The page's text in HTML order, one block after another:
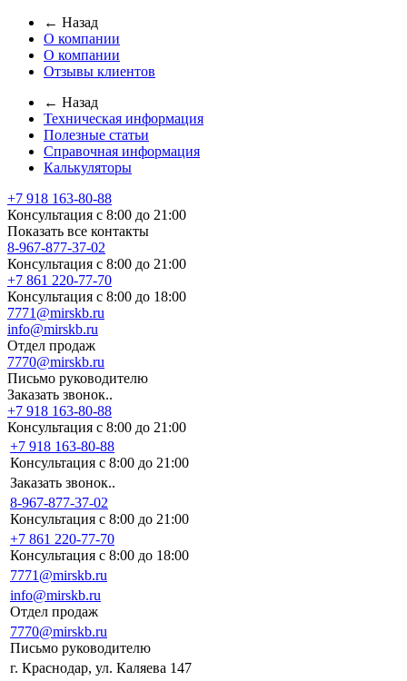
← Назад
О компании
О компании
Отзывы клиентов
← Назад
Техническая информация
Полезные статьи
Справочная информация
Калькуляторы
+7 918 163-80-88
Консультация с 8:00 до 21:00
Показать все контакты
8-967-877-37-02
Консультация с 8:00 до 21:00
+7 861 220-77-70
Консультация с 8:00 до 18:00
7771@mirskb.ru
info@mirskb.ru
Отдел продаж
7770@mirskb.ru
Письмо руководителю
Заказать звонок..
+7 918 163-80-88
Консультация с 8:00 до 21:00
+7 918 163-80-88
Консультация с 8:00 до 21:00
Заказать звонок..
8-967-877-37-02
Консультация с 8:00 до 21:00
+7 861 220-77-70
Консультация с 8:00 до 18:00
7771@mirskb.ru
info@mirskb.ru
Отдел продаж
7770@mirskb.ru
Письмо руководителю
г. Краснодар, ул. Каляева 147